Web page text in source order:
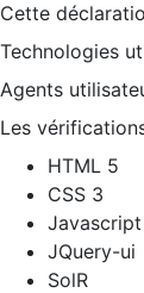
Cette
Technologies
Agents
Les
HTML 5
CSS 3
JQuery-ui
SolR